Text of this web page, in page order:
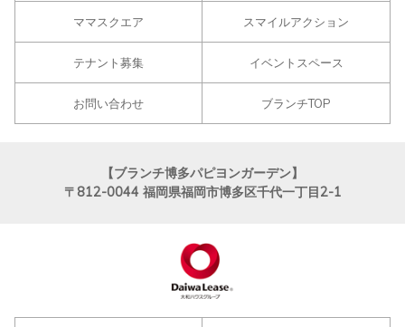
ママスクエア スマイルアクション
テナント募集 イベントスペース
お問い合わせ ブランチTOP
【ブランチ博多パピヨンガーデン】
〒812-0044 福岡県福岡市博多区千代一丁目2-1